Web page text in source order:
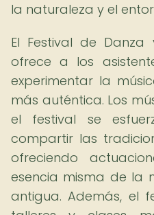
la naturaleza y el
El Festival de
ofrece a los
experimentar la
más auténtica. Los
el festival se
compartir las
ofreciendo
esencia misma de la
antigua. Además, el